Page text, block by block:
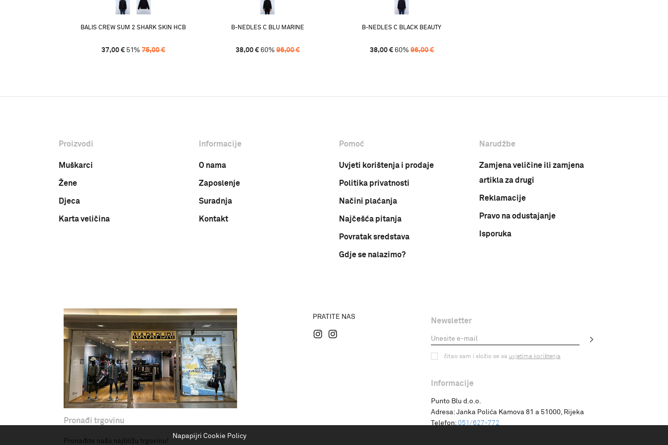
BALIS CREW SUM 2 SHARK SKIN HCB
37,00 € 51 % 75,00€
B-NEDLES C BLU MARINE
38,00 € 60% 96,00€
B-NEDLES C BLACK BEAUTY
38,00 € 60% 96,00€
Proizvodi
Muškarci
Žene
Djeca
Karta veličina
Informacije
O nama
Zaposlenje
Suradnja
Kontakt
Pomoć
Uvjeti korištenja i prodaje
Politika privatnosti
Načini plaćanja
Najčešća pitanja
Povratak sredstava
Gdje se nalazimo?
Narudžbe
Zamjena veličine ili zamjena
artikla za drugi
Reklamacije
Pravo na odustajanje
Isporuka
Pronađi trgovinu
Pronađite našu najbližu trgovinu!
PRATITE NAS Newsletter
čitao sam i složio se sa uvjetima korištenja
Informacije
Punto Blu d.o.o.
Adresa: Janka Polića Kamova 81 a 51000, Rijeka
Telefon: 051/627-772
Napapijri Cookie Policy